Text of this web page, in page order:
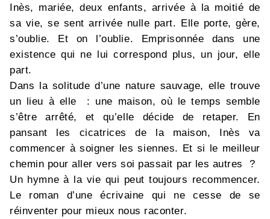
Inès, mariée, deux enfants, arrivée à la moitié de
sa vie, se sent arrivée nulle part. Elle porte, gère,
s’oublie. Et on l’oublie. Emprisonnée dans une
existence qui ne lui correspond plus, un jour, elle
part.
Dans la solitude d’une nature sauvage, elle trouve
un lieu à elle : une maison, où le temps semble
s’être arrêté, et qu’elle décide de retaper. En
pansant les cicatrices de la maison, Inès va
commencer à soigner les siennes. Et si le meilleur
chemin pour aller vers soi passait par les autres ?
Un hymne à la vie qui peut toujours recommencer.
Le roman d’une écrivaine qui ne cesse de se
réinventer pour mieux nous raconter.